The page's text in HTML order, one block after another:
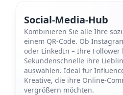
Social-Media-Hub
Kombinieren Sie alle Ihre
einem QR-Code. Ob
oder LinkedIn – Ihre Follower
Sekundenschnelle ihre
auswählen. Ideal für
Kreative, die ihre Online-
vergrößern möchten.